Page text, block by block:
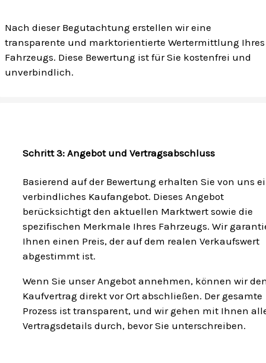
Nach dieser Begutachtung erstellen wir eine
transparente und marktorientierte Wertermittlung Ihres
Fahrzeugs. Diese Bewertung ist für Sie kostenfrei und
unverbindlich.
Schritt 3: Angebot und Vertragsabschluss
Basierend auf der Bewertung erhalten Sie von uns
verbindliches Kaufangebot. Dieses Angebot
berücksichtigt den aktuellen Marktwert sowie die
spezifischen Merkmale Ihres Fahrzeugs. Wir
Ihnen einen Preis, der auf dem realen Verkaufswert
abgestimmt ist.
Wenn Sie unser Angebot annehmen, können wir
Kaufvertrag direkt vor Ort abschließen. Der gesamte
Prozess ist transparent, und wir gehen mit Ihnen
Vertragsdetails durch, bevor Sie unterschreiben.